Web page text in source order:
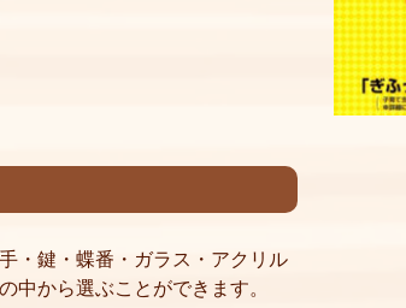
・鍵・蝶番・ガラス・アクリル
中から選ぶことができます。